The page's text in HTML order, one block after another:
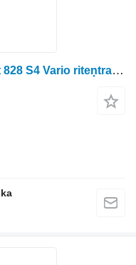
971mm vārpsta paredzēts Fendt 828 S4 Vario riteņtraktora